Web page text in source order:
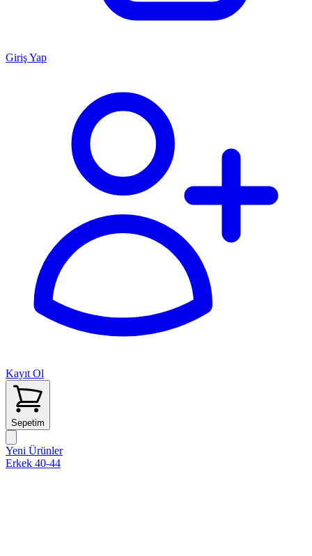
Giriş Yap
Kayıt Ol
Sepetim
Yeni Ürünler
Erkek 40-44